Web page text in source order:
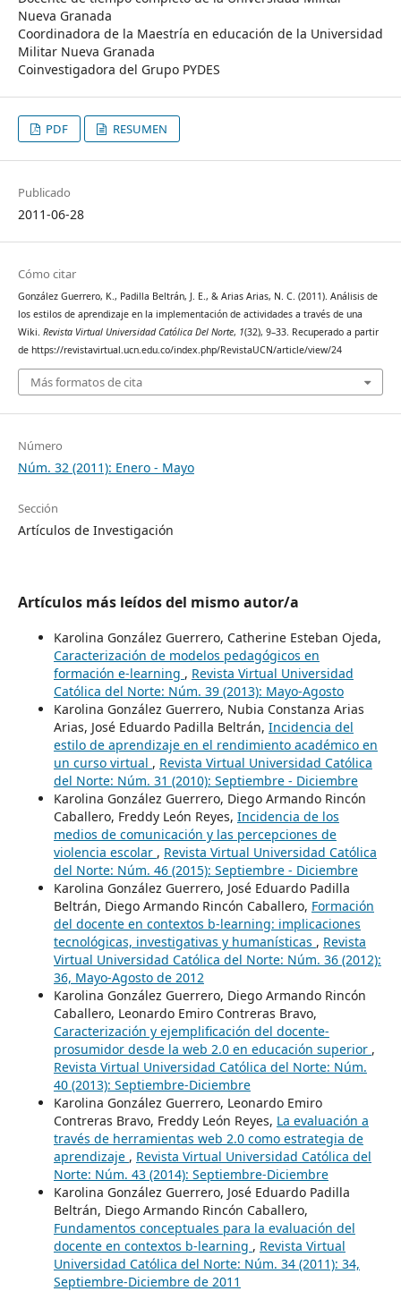
Nueva Granada
Coordinadora de la Maestría en educación de la Universidad
Militar Nueva Granada
Coinvestigadora del Grupo PYDES
PDF RESUMEN
Publicado
2011-06-28
Cómo citar
González Guerrero, K., Padilla Beltrán, J. E., & Arias Arias, N. C. (2011). Análisis de
los estilos de aprendizaje en la implementación de actividades a través de una
Wiki. Revista Virtual Universidad Católica Del Norte, 1(32), 9–33. Recuperado a partir
de https://revistavirtual.ucn.edu.co/index.php/RevistaUCN/article/view/24
Más formatos de cita
Número
Núm. 32 (2011): Enero - Mayo
Sección
Artículos de Investigación
Artículos más leídos del mismo autor/a
Karolina González Guerrero, Catherine Esteban Ojeda,
Caracterización de modelos pedagógicos en
formación e-learning , Revista Virtual Universidad
Católica del Norte: Núm. 39 (2013): Mayo-Agosto
Karolina González Guerrero, Nubia Constanza Arias
Arias, José Eduardo Padilla Beltrán, Incidencia del
estilo de aprendizaje en el rendimiento académico en
un curso virtual , Revista Virtual Universidad Católica
del Norte: Núm. 31 (2010): Septiembre - Diciembre
Karolina González Guerrero, Diego Armando Rincón
Caballero, Freddy León Reyes, Incidencia de los
medios de comunicación y las percepciones de
violencia escolar , Revista Virtual Universidad Católica
del Norte: Núm. 46 (2015): Septiembre - Diciembre
Karolina González Guerrero, José Eduardo Padilla
Beltrán, Diego Armando Rincón Caballero, Formación
del docente en contextos b-learning: implicaciones
tecnológicas, investigativas y humanísticas , Revista
Virtual Universidad Católica del Norte: Núm. 36 (2012):
36, Mayo-Agosto de 2012
Karolina González Guerrero, Diego Armando Rincón
Caballero, Leonardo Emiro Contreras Bravo,
Caracterización y ejemplificación del docente-
prosumidor desde la web 2.0 en educación superior ,
Revista Virtual Universidad Católica del Norte: Núm.
40 (2013): Septiembre-Diciembre
Karolina González Guerrero, Leonardo Emiro
Contreras Bravo, Freddy León Reyes, La evaluación a
través de herramientas web 2.0 como estrategia de
aprendizaje , Revista Virtual Universidad Católica del
Norte: Núm. 43 (2014): Septiembre-Diciembre
Karolina González Guerrero, José Eduardo Padilla
Beltrán, Diego Armando Rincón Caballero,
Fundamentos conceptuales para la evaluación del
docente en contextos b-learning , Revista Virtual
Universidad Católica del Norte: Núm. 34 (2011): 34,
Septiembre-Diciembre de 2011